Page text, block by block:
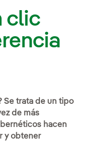
clic
Se trata de un tipo
de más
hacen
y obtener